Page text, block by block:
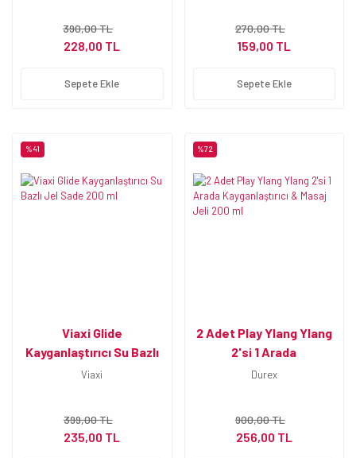
390,00 TL
228,00 TL
Sepete Ekle
270,00 TL
159,00 TL
Sepete Ekle
%41
Viaxi Glide
Kayganlaştırıcı Su Bazlı
Jel Sade 200 ml
Viaxi
399,00 TL
235,00 TL
%72
2 Adet Play Ylang Ylang
2'si 1 Arada
Kayganlaştırıcı & Masaj
Durex
900,00 TL
256,00 TL